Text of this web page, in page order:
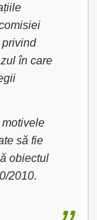
privind
în care
motivele
să fie
obiectul
2010.